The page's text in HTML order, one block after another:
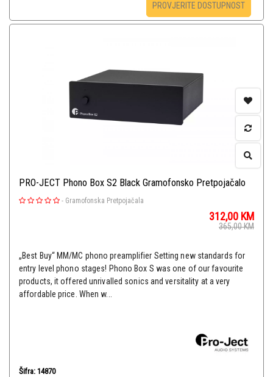
PROVJERITE DOSTUPNOST
PRO-JECT Phono Box S2 Black Gramofonsko Pretpojačalo
- Gramofonska Pretpojačala
312,00 KM
365,00KM
„Best Buy“ MM/MC phono preamplifier Setting new standards for
entry level phono stages! Phono Box S was one of our favourite
products, it offered unrivalled sonics and versitality at a very
affordable price. When w...
Šifra: 14870